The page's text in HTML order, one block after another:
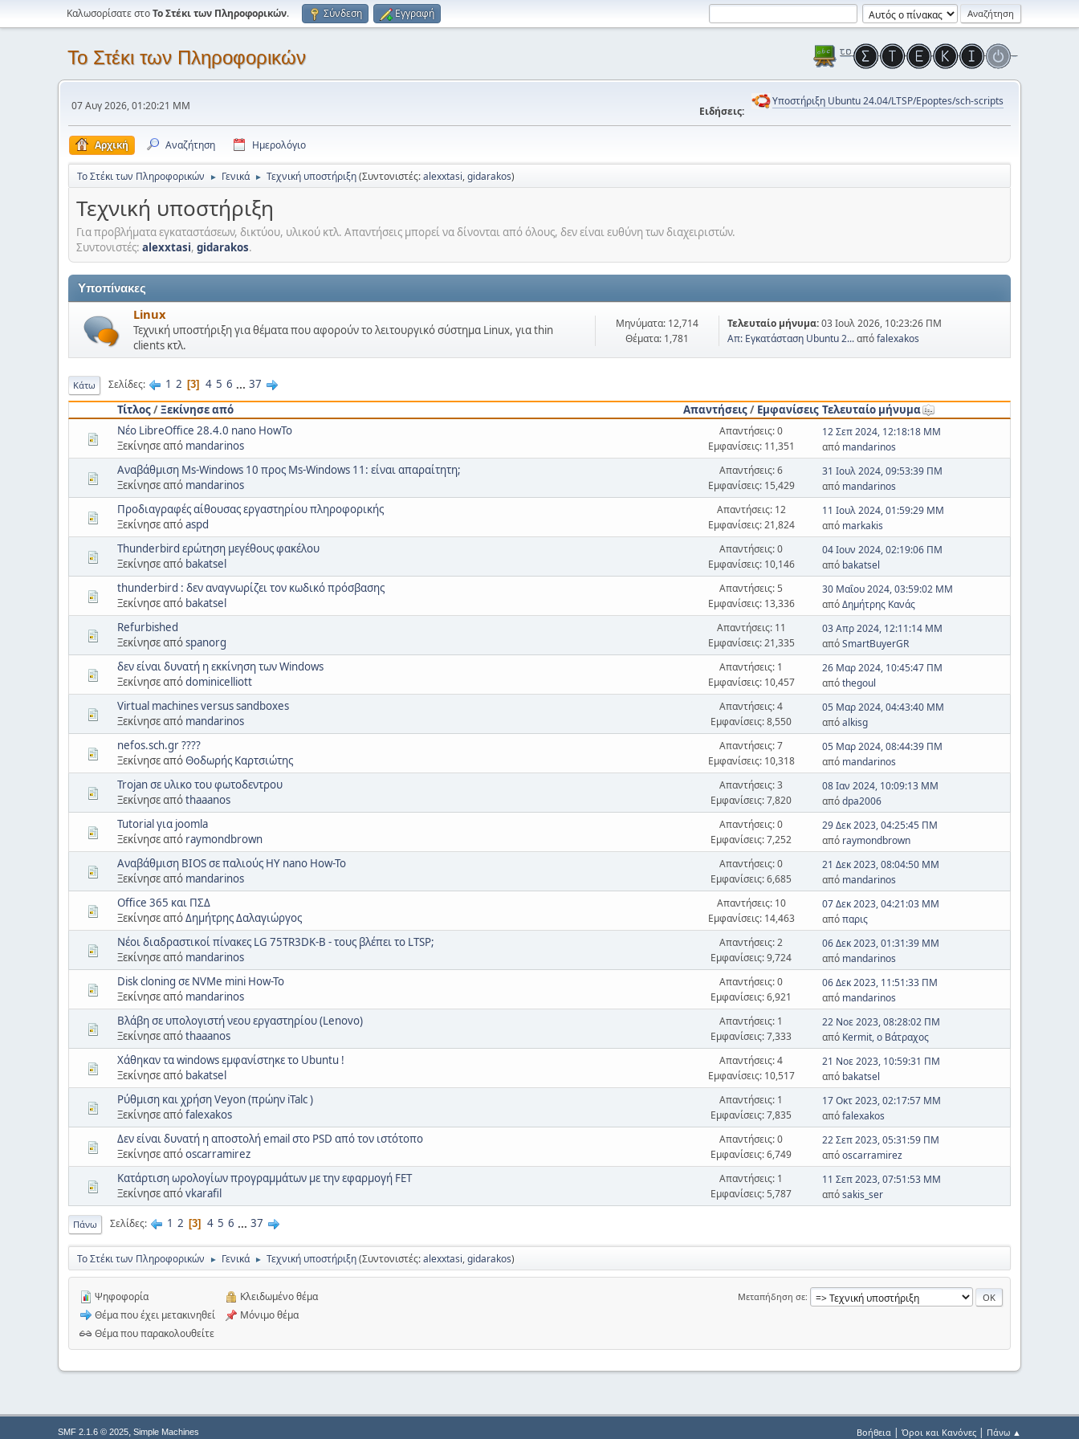
Καλωσορίσατε στοΤο Στέκι των Πληροφορικών. Σύνδεση Εγγραφή
Το Στέκι των Πληροφορικών
07 Αυγ 2026, 01:20:21 ΜΜ Ειδήσεις:
Υποστήριξη Ubuntu 24.04/LTSP/Epoptes/sch-scripts
Αρχική Αναζήτηση Ημερολόγιο
Το Στέκι των Πληροφορικών ► Γενικά ► Τεχνική υποστήριξη(Συντονιστές:alexxtasi,gidarakos)
Τεχνική υποστήριξη
Για προβλήματα εγκαταστάσεων, δικτύου, υλικού κτλ. Απαντήσεις μπορεί να δίνονται από όλους, δεν είναι ευθύνη των διαχειριστών.
Συντονιστές: alexxtasi, gidarakos.
Υποπίνακες
Linux
Τεχνική υποστήριξη για θέματα που αφορούν το λειτουργικό σύστημα Linux, για thin
clients κτλ.
Μηνύματα: 12,714
Θέματα: 1,781
Τελευταίο μήνυμα:03 Ιουλ 2026, 10:23:26 ΠΜ
Απ: Εγκατάσταση Ubuntu 2...απόfalexakos
Κάτω Σελίδες 1 2 3 4 5 6 ... 37
Τίτλος/Ξεκίνησε από Απαντήσεις/ Εμφανίσεις Τελευταίο μήνυμα
Νέο LibreOffice 28.4.0 nano HowTo
Ξεκίνησε από mandarinos
Απαντήσεις: 0
Εμφανίσεις: 11,351
12 Σεπ 2024, 12:18:18 ΜΜ
από mandarinos
Αναβάθμιση Ms-Windows 10 προς Ms-Windows 11: είναι απαραίτητη;
Ξεκίνησε από mandarinos
Απαντήσεις: 6
Εμφανίσεις: 15,429
31 Ιουλ 2024, 09:53:39 ΠΜ
από mandarinos
Προδιαγραφές αίθουσας εργαστηρίου πληροφορικής
Ξεκίνησε απόaspd
Απαντήσεις: 12
Εμφανίσεις: 21,824
11 Ιουλ 2024, 01:59:29 ΜΜ
από markakis
Thunderbird ερώτηση μεγέθους φακέλου
Ξεκίνησε από bakatsel
Απαντήσεις: 0
Εμφανίσεις: 10,146
04 Ιουν 2024, 02:19:06 ΠΜ
από bakatsel
thunderbird : δεν αναγνωρίζει τον κωδικό πρόσβασης
Ξεκίνησε από bakatsel
Απαντήσεις: 5
Εμφανίσεις: 13,336
30 Μαΐου 2024, 03:59:02 ΜΜ
απόΔημήτρης Κανάς
Refurbished
Ξεκίνησε απόspanorg
Απαντήσεις: 11
Εμφανίσεις: 21,335
03 Απρ 2024, 12:11:14 ΜΜ
απόSmartBuyerGR
δεν είναι δυνατή η εκκίνηση των Windows
Ξεκίνησε απόdominicelliott
Απαντήσεις: 1
Εμφανίσεις: 10,457
26 Μαρ 2024, 10:45:47 ΠΜ
απόthegoul
Virtual machines versus sandboxes
Ξεκίνησε από mandarinos
Απαντήσεις: 4
Εμφανίσεις: 8,550
05 Μαρ 2024, 04:43:40 ΜΜ
απόalkisg
nefos.sch.gr ????
Ξεκίνησε απόΘοδωρής Καρτσιώτης
Απαντήσεις: 7
Εμφανίσεις: 10,318
05 Μαρ 2024, 08:44:39 ΠΜ
από mandarinos
Trojan σε υλικο του φωτοδεντρου
Ξεκίνησε απόthaaanos
Απαντήσεις: 3
Εμφανίσεις: 7,820
08 Ιαν 2024, 10:09:13 ΜΜ
απόdpa2006
Tutorial για joomla
Ξεκίνησε από raymondbrown
Απαντήσεις: 0
Εμφανίσεις: 7,252
29 Δεκ 2023, 04:25:45 ΠΜ
από raymondbrown
Αναβάθμιση BIOS σε παλιούς ΗΥ nano How-To
Ξεκίνησε από mandarinos
Απαντήσεις: 0
Εμφανίσεις: 6,685
21 Δεκ 2023, 08:04:50 ΜΜ
από mandarinos
Office 365 και ΠΣΔ
Ξεκίνησε απόΔημήτρης Δαλαγιώργος
Απαντήσεις: 10
Εμφανίσεις: 14,463
07 Δεκ 2023, 04:21:03 ΜΜ
απόπαρις
Νέοι διαδραστικοί πίνακες LG 75TR3DK-B - τους βλέπει το LTSP;
Ξεκίνησε από mandarinos
Απαντήσεις: 2
Εμφανίσεις: 9,724
06 Δεκ 2023, 01:31:39 ΜΜ
από mandarinos
Disk cloning σε NVMe mini How-To
Ξεκίνησε από mandarinos
Απαντήσεις: 0
Εμφανίσεις: 6,921
06 Δεκ 2023, 11:51:33 ΠΜ
από mandarinos
Βλάβη σε υπολογιστή νεου εργαστηρίου (Lenovo)
Ξεκίνησε απόthaaanos
Απαντήσεις: 1
Εμφανίσεις: 7,333
22 Νοε 2023, 08:28:02 ΠΜ
από Kermit, ο Βάτραχος
Χάθηκαν τα windows εμφανίστηκε το Ubuntu !
Ξεκίνησε από bakatsel
Απαντήσεις: 4
Εμφανίσεις: 10,517
21 Νοε 2023, 10:59:31 ΠΜ
από bakatsel
Ρύθμιση και χρήση Veyon (πρώην iTalc )
Ξεκίνησε απόfalexakos
Απαντήσεις: 1
Εμφανίσεις: 7,835
17 Οκτ 2023, 02:17:57 ΜΜ
απόfalexakos
Δεν είναι δυνατή η αποστολή email στο PSD από τον ιστότοπο
Ξεκίνησε απόoscarramirez
Απαντήσεις: 0
Εμφανίσεις: 6,749
22 Σεπ 2023, 05:31:59 ΠΜ
απόoscarramirez
Κατάρτιση ωρολογίων προγραμμάτων με την εφαρμογή FET
Ξεκίνησε απόvkarafil
Απαντήσεις: 1
Εμφανίσεις: 5,787
11 Σεπ 2023, 07:51:53 ΜΜ
απόsakis_ser
Πάνω Σελίδες 1 2 3 4 5 6 ... 37
Το Στέκι των Πληροφορικών ► Γενικά ► Τεχνική υποστήριξη(Συντονιστές:alexxtasi,gidarakos)
Μεταπήδηση σε
Ψηφοφορία
Θέμα που έχει μετακινηθεί
Κλειδωμένο θέμα
Μόνιμο θέμα
Θέμα που παρακολουθείτε
Βοήθεια | Όροι και Κανόνες | Πάνω ▲
SMF 2.1.6 © 2025, Simple Machines